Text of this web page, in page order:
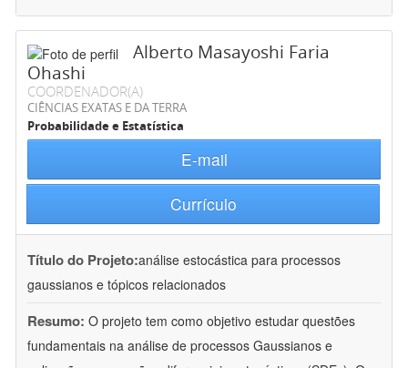
Alberto Masayoshi Faria
Ohashi
COORDENADOR(A)
CIÊNCIAS EXATAS E DA TERRA
Probabilidade e Estatística
E-mail
Currículo
Título do Projeto:análise estocástica para processos
gaussianos e tópicos relacionados
Resumo: O projeto tem como objetivo estudar questões
fundamentais na análise de processos Gaussianos e